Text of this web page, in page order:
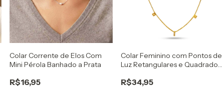
Colar Corrente de Elos Com
Mini Pérola Banhado a Prata
R$16,95
Colar Feminino com Pontos de
Luz Retangulares e Quadrados
R$34,95